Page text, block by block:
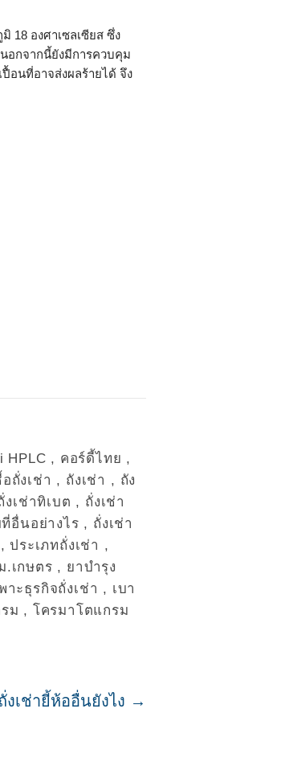
18 องศาเซลเซียส ซึ่ง
อกจากนี้ยังมีการควบคุม
อนที่อาจส่งผลร้ายได้ จึง
HPLC , คอร์ดี้ไทย ,
ถั่งเช่า , ถังเช่า , ถัง
งเช่าทิเบต , ถั่งเช่า
อื่นอย่างไร , ถั่งเช่า
, ประเภทถั่งเช่า ,
.เกษตร , ยาบำรุง
าะธุรกิจถั่งเช่า , เบา
ม , โครมาโตแกรม
งเช่ายี้ห้ออื่นยังไง →